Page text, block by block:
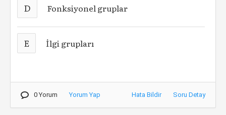
D Fonksiyonel gruplar
E İlgi grupları
0 Yorum Yorum Yap Hata Bildir Soru Detay